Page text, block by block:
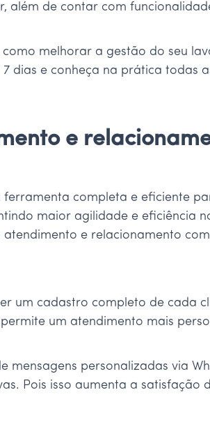
além de contar com
como melhorar a gestão do seu
dias e conheça na prática todas
e
ferramenta completa e eficiente
maior agilidade e eficiência
e relacionamento
um cadastro completo de cada
um atendimento mais
mensagens personalizadas via
Pois isso aumenta a